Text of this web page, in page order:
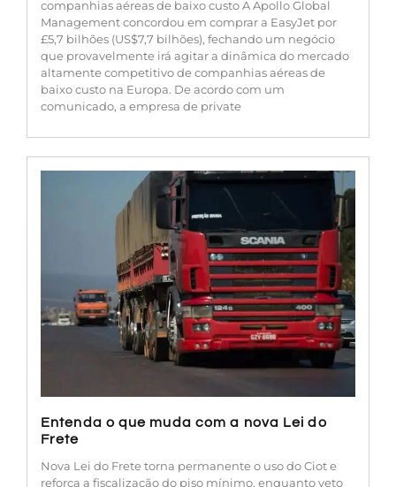
companhias aéreas de baixo custo A Apollo Global
Management concordou em comprar a EasyJet por
£5,7 bilhões (US$7,7 bilhões), fechando um negócio
que provavelmente irá agitar a dinâmica do mercado
altamente competitivo de companhias aéreas de
baixo custo na Europa. De acordo com um
comunicado, a empresa de private
Entenda o que muda com a nova Lei do
Frete
Nova Lei do Frete torna permanente o uso do Ciot e
reforça a fiscalização do piso mínimo, enquanto veto